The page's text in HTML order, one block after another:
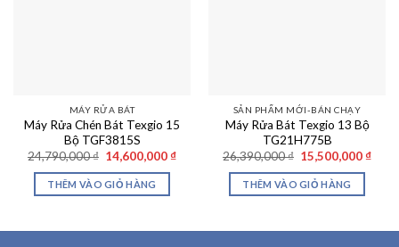
MÁY RỬA BÁT
Máy Rửa Chén Bát Texgio 15
Bộ TGF3815S
24,790,000₫ Giá
gốc
là:
24,790,000 ₫.
14,600,000 ₫Giá
THÊM VÀO GIỎ HÀNG
SẢN PHẨM MỚI-BÁN CHẠY
Máy Rửa Bát Texgio 13 Bộ
TG21H775B
26,390,000₫ Giá
gốc
là:
26,390,000 ₫.
15,500,000 ₫Giá
THÊM VÀO GIỎ HÀNG